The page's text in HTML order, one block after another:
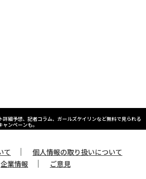
細予想、記者コラム、ガールズケイリンなど無料で見られる
ンペーンも。
て ｜
個人情報の取り扱いについて
企業情報
｜ ご意見